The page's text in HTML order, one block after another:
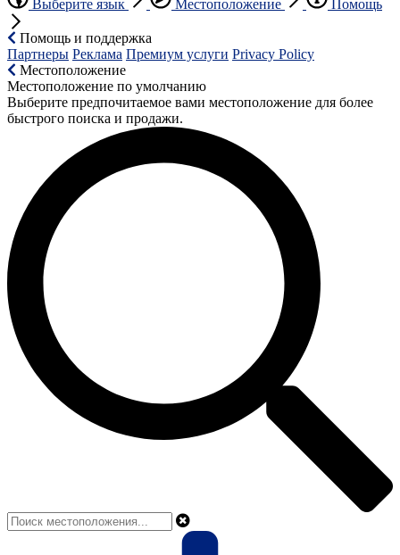
Выберите язык Местоположение Помощь
Помощь и поддержка
Партнеры Реклама Премиум услуги Privacy Policy
Местоположение
Местоположение по умолчанию
Выберите предпочитаемое вами местоположение для более
быстрого поиска и продажи.